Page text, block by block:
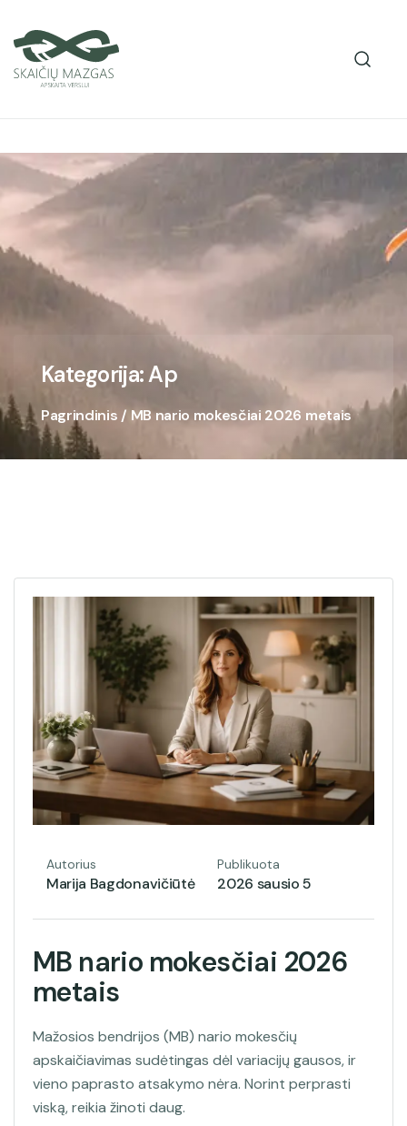
Kategorija: Ap
Pagrindinis / MB nario mokesčiai 2026 metais
Autorius
Marija Bagdonavičiūtė
Publikuota
2026 sausio 5
MB nario mokesčiai 2026
metais
Mažosios bendrijos (MB) nario mokesčių
apskaičiavimas sudėtingas dėl variacijų gausos, ir
vieno paprasto atsakymo nėra. Norint perprasti
viską, reikia žinoti daug.